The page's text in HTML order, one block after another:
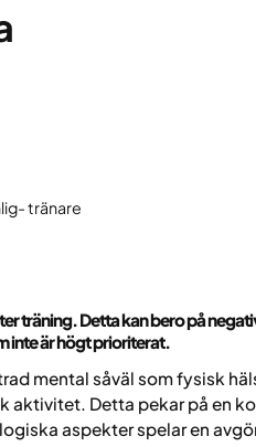
tränare
träning. Detta kan bero på
inte är högt prioriterat.
mental såväl som fysisk
aktivitet. Detta pekar på en
aspekter spelar en